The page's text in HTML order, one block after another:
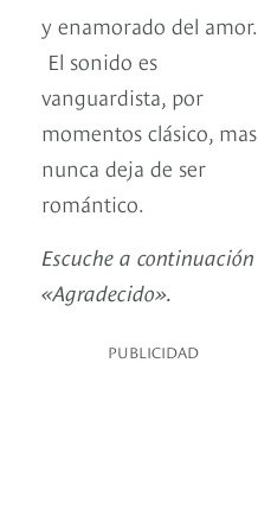
y enamorado del amor.
El sonido es
vanguardista, por
momentos clásico, mas
nunca deja de ser
romántico.
Escuche a continuación
«Agradecido».
PUBLICIDAD